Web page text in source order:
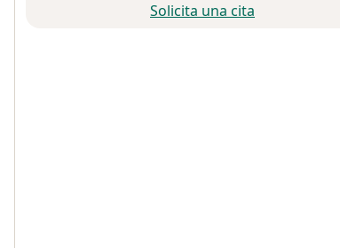
Solicita una cita